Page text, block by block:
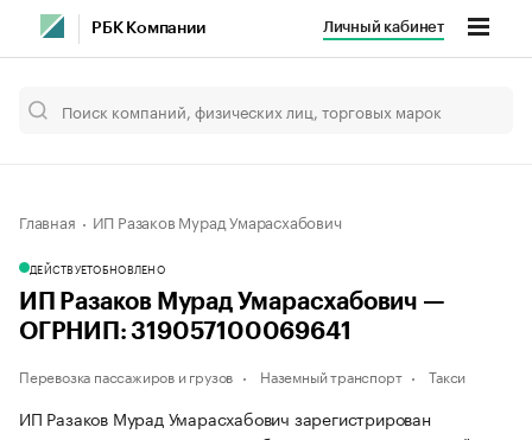
РБК Компании Личный кабинет
Главная ИП Разаков Мурад Умарасхабович
ДЕЙСТВУЕТОБНОВЛЕНО
ИП Разаков Мурад Умарасхабович —
ОГРНИП: 319057100069641
Перевозка пассажиров и грузов Наземный транспорт Такси
ИП Разаков Мурад Умарасхабович зарегистрирован